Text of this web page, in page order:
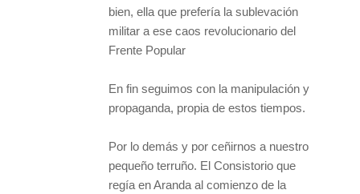
bien, ella que prefería la sublevación
militar a ese caos revolucionario del
Frente Popular
En fin seguimos con la manipulación y
propaganda, propia de estos tiempos.
Por lo demás y por ceñirnos a nuestro
pequeño terruño. El Consistorio que
regía en Aranda al comienzo de la